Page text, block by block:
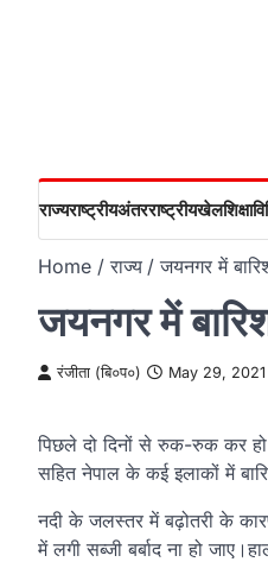
राज्यराष्ट्रीयअंतरराष्ट्रीयखेलशिक्षा
Home राज्य जयनगर में
जयनगर में
रंजीता (बि०प०) May 29, 2021
पिछले दो दिनों से रुक-रुक कर हो
सहित नेपाल के कई इलाकों में
नदी के जलस्तर में बढ़ोतरी के
में लगी सब्जी बर्बाद ना हो